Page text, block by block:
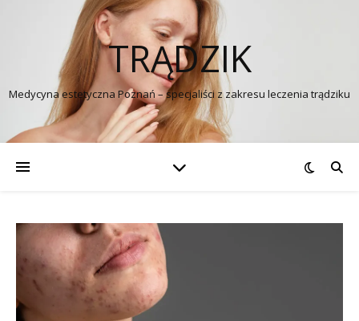
TRĄDZIK
Medycyna estetyczna Poznań – specjaliści z zakresu leczenia trądziku